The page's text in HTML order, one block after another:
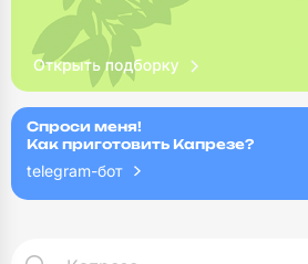
Спроси меня!
Как приготовить Капрезе?
telegram-бот